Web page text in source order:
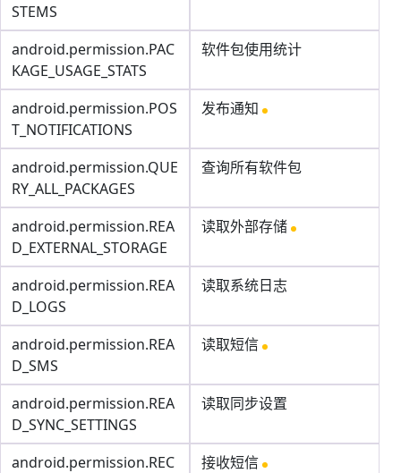
STEMS
android.permission.PAC
KAGE_USAGE_STATS
软件包使用统计
android.permission.POS
T_NOTIFICATIONS
发布通知
android.permission.QUE
RY_ALL_PACKAGES
查询所有软件包
android.permission.REA
D_EXTERNAL_STORAGE
读取外部存储
android.permission.REA
D_LOGS
读取系统日志
android.permission.REA
D_SMS
读取短信
android.permission.REA
D_SYNC_SETTINGS
读取同步设置
android.permission.REC
接收短信